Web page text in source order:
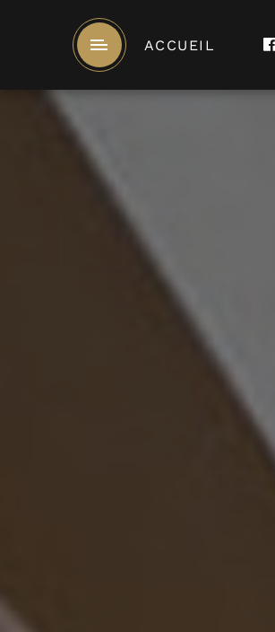
ACCUEIL